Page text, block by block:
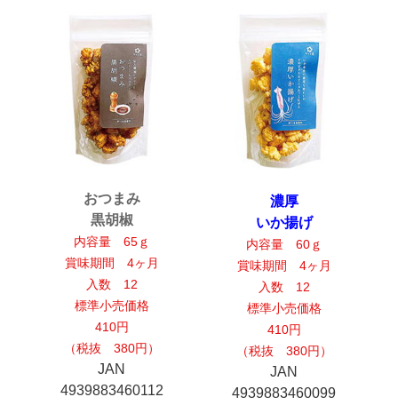
おつまみ
黒胡椒
内容量 65ｇ
賞味期間 4ヶ月
入数 12
標準小売価格
410円
（税抜 380円）
JAN
4939883460112
濃厚
いか揚げ
内容量 60ｇ
賞味期間 4ヶ月
入数 12
標準小売価格
410円
（税抜 380円）
JAN
4939883460099